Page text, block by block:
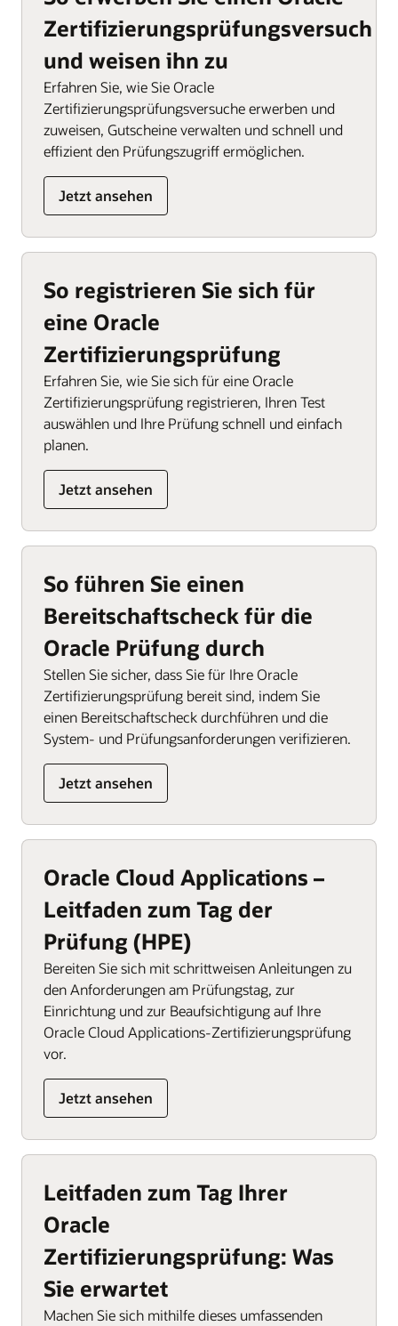
Zertifizierungsprüfungsversuch
und weisen ihn zu
Erfahren Sie, wie Sie Oracle
Zertifizierungsprüfungsversuche erwerben und
zuweisen, Gutscheine verwalten und schnell und
effizient den Prüfungszugriff ermöglichen.
Jetzt ansehen
So registrieren Sie sich für
eine Oracle
Zertifizierungsprüfung
Erfahren Sie, wie Sie sich für eine Oracle
Zertifizierungsprüfung registrieren, Ihren Test
auswählen und Ihre Prüfung schnell und einfach
planen.
Jetzt ansehen
So führen Sie einen
Bereitschaftscheck für die
Oracle Prüfung durch
Stellen Sie sicher, dass Sie für Ihre Oracle
Zertifizierungsprüfung bereit sind, indem Sie
einen Bereitschaftscheck durchführen und die
System- und Prüfungsanforderungen verifizieren.
Jetzt ansehen
Oracle Cloud Applications –
Leitfaden zum Tag der
Prüfung (HPE)
Bereiten Sie sich mit schrittweisen Anleitungen zu
den Anforderungen am Prüfungstag, zur
Einrichtung und zur Beaufsichtigung auf Ihre
Oracle Cloud Applications-Zertifizierungsprüfung
vor.
Jetzt ansehen
Leitfaden zum Tag Ihrer
Oracle
Zertifizierungsprüfung: Was
Sie erwartet
Machen Sie sich mithilfe dieses umfassenden